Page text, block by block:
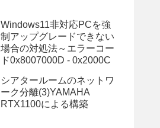
Windows11非対応PCを強
制アップグレードできない
場合の対処法～エラーコー
ド0x8007000D - 0x2000C
シアタールームのネットワ
ーク分離(3)YAMAHA
RTX1100による構築